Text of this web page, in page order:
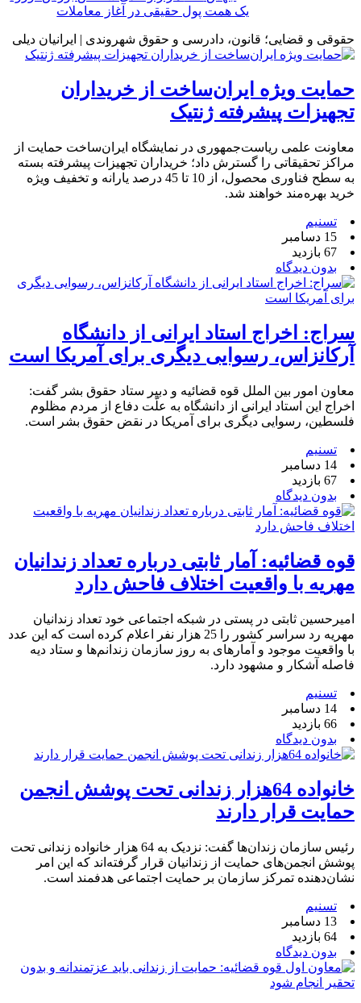
یک همت پول حقیقی در آغاز معاملات
حقوقی و قضایی؛ قانون، دادرسی و حقوق شهروندی | ایرانیان دیلی
حمایت ویژه ایران‌ساخت از خریداران
تجهیزات پیشرفته ژنتیک
معاونت علمی ریاست‌جمهوری در نمایشگاه ایران‌ساخت حمایت از
مراکز تحقیقاتی را گسترش داد؛ خریداران تجهیزات پیشرفته بسته
به سطح فناوری محصول، از 10 تا 45 درصد یارانه و تخفیف ویژه
خرید بهره‌مند خواهند شد.
تسنیم
15 دسامبر
67 بازدید
بدون دیدگاه
سراج: اخراج استاد ایرانی از دانشگاه
آرکانزاس، رسوایی دیگری برای آمریکا است
معاون امور بین الملل قوه قضائیه و دبیر ستاد حقوق بشر گفت:
اخراج این استاد ایرانی از دانشگاه به علّت دفاع از مردم مظلوم
فلسطین، رسوایی دیگری برای آمریکا در نقض حقوق بشر است.
تسنیم
14 دسامبر
67 بازدید
بدون دیدگاه
قوه قضائیه: آمار ثابتی درباره تعداد زندانیان
مهریه با واقعیت اختلاف فاحش دارد
امیرحسین ثابتی در پستی در شبکه اجتماعی خود تعداد زندانیان
مهریه رد سراسر کشور را 25 هزار نفر اعلام کرده است که این عدد
با واقعیت موجود و آمارهای به روز سازمان زندانم‌ها و ستاد دیه
فاصله آشکار و مشهود دارد.
تسنیم
14 دسامبر
66 بازدید
بدون دیدگاه
خانواده 64هزار زندانی تحت پوشش انجمن
حمایت قرار دارند
رئیس سازمان زندان‌ها گفت: نزدیک به 64 هزار خانواده زندانی تحت
پوشش انجمن‌های حمایت از زندانیان قرار گرفته‌اند که این امر
نشان‌دهنده تمرکز سازمان بر حمایت اجتماعی هدفمند است.
تسنیم
13 دسامبر
64 بازدید
بدون دیدگاه